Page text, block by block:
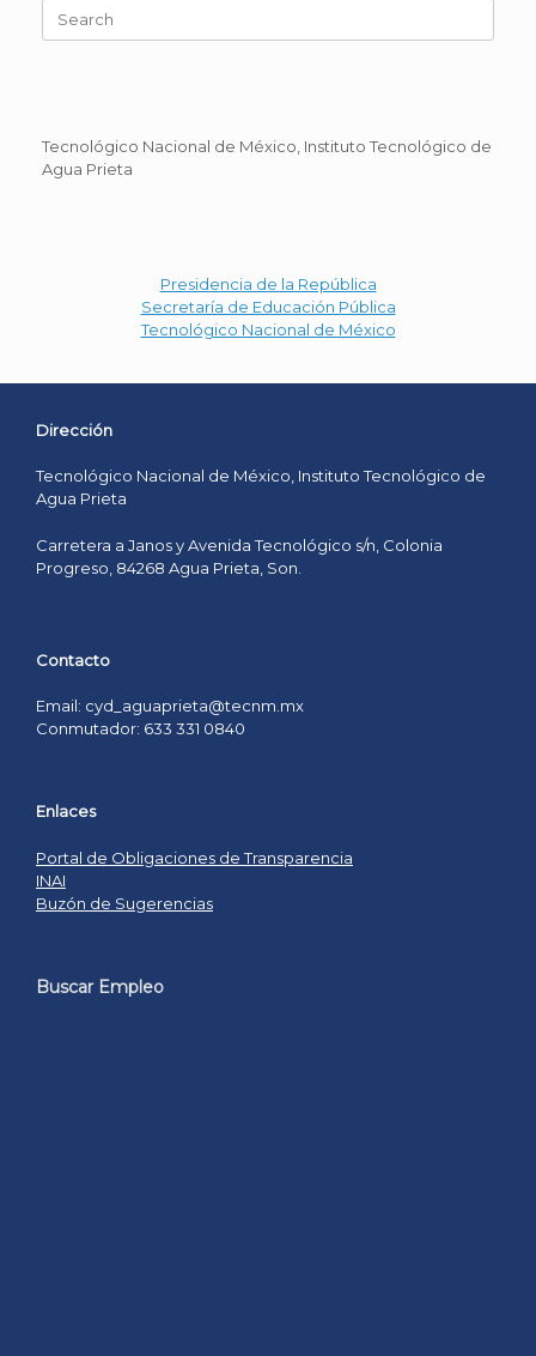
for:
Tecnológico Nacional de México, Instituto Tecnológico de
Agua Prieta
Presidencia de la República
Secretaría de Educación Pública
Tecnológico Nacional de México
Dirección
Tecnológico Nacional de México, Instituto Tecnológico de
Agua Prieta
Carretera a Janos y Avenida Tecnológico s/n, Colonia
Progreso, 84268 Agua Prieta, Son.
Contacto
Email: cyd_aguaprieta@tecnm.mx
Conmutador: 633 331 0840
Enlaces
Portal de Obligaciones de Transparencia
INAI
Buzón de Sugerencias
Buscar Empleo